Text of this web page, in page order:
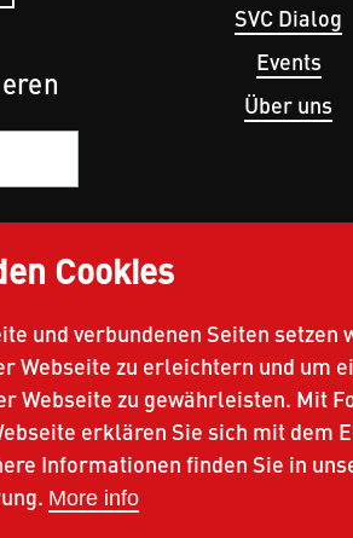
SVC Dialog
Events
Über uns
Partner
Cookies
und verbundenen Seiten setzen
Webseite zu erleichtern und um
Webseite zu gewährleisten. Mit
erklären Sie sich mit dem
Informationen finden Sie in
More info